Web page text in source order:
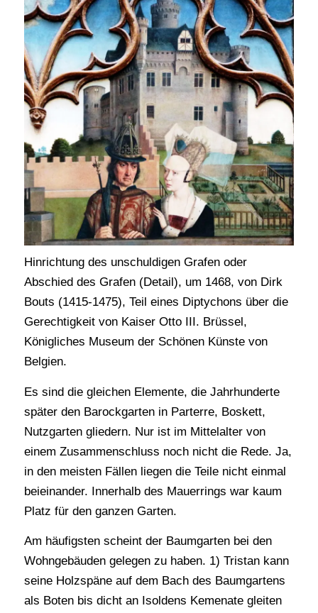
Hinrichtung des unschuldigen Grafen oder
Abschied des Grafen (Detail), um 1468, von Dirk
Bouts (1415-1475), Teil eines Diptychons über die
Gerechtigkeit von Kaiser Otto III. Brüssel,
Königliches Museum der Schönen Künste von
Belgien.
Es sind die gleichen Elemente, die Jahrhunderte
später den Barockgarten in Parterre, Boskett,
Nutzgarten gliedern. Nur ist im Mittelalter von
einem Zusammenschluss noch nicht die Rede. Ja,
in den meisten Fällen liegen die Teile nicht einmal
beieinander. Innerhalb des Mauerrings war kaum
Platz für den ganzen Garten.
Am häufigsten scheint der Baumgarten bei den
Wohngebäuden gelegen zu haben. 1) Tristan kann
seine Holzspäne auf dem Bach des Baumgartens
als Boten bis dicht an Isoldens Kemenate gleiten